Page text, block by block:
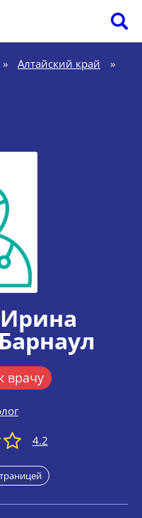
» Алтайский край
»
врачу
4.2